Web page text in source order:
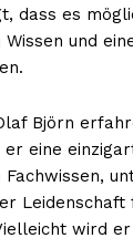
dass es
und
Björn
eine
wird